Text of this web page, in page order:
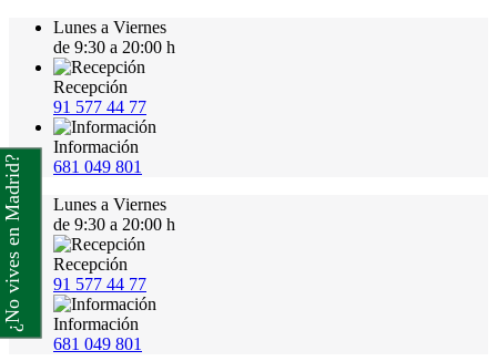
Lunes a Viernes
de 9:30 a 20:00 h
Recepción
91 577 44 77
Información
681 049 801
Lunes a Viernes
de 9:30 a 20:00 h
Recepción
91 577 44 77
Información
681 049 801
¿No vives en Madrid?